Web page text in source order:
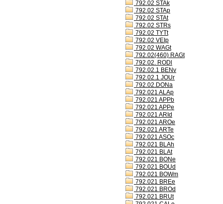
792.02 STAk
792.02 STAp
792.02 STAt
792.02 STRs
792.02 TYTt
792.02 VEIp
792.02 WAGt
792.02(460) RAGt
792.02. RODl
792.02.1 BENv
792.02.1 JOUr
792.02.DONa
792.021 ALAp
792.021 APPb
792.021 APPe
792.021 ARId
792.021 AROe
792.021 ARTe
792.021 ASOc
792.021 BLAh
792.021 BLAt
792.021 BONe
792.021 BOUd
792.021 BOWm
792.021 BREe
792.021 BROd
792.021 BRUt